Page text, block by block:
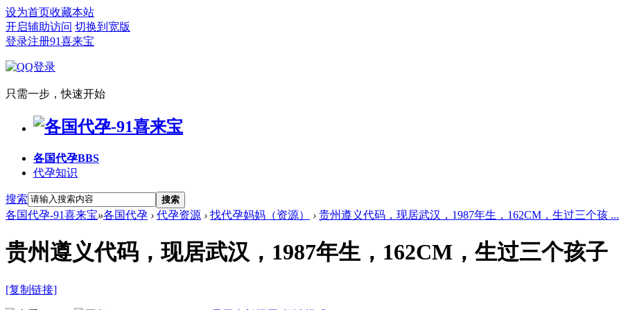
设为首页收藏本站
开启辅助访问 切换到宽版
登录注册91喜来宝
只需一步，快速开始
各国代孕BBS
代孕知识
搜索 搜索
各国代孕-91喜来宝»各国代孕 › 代孕资源 › 找代孕妈妈（资源） › 贵州遵义代码，现居武汉，1987年生，162CM，生过三个孩 ...
贵州遵义代码，现居武汉，1987年生，162CM，生过三个孩子
[复制链接]